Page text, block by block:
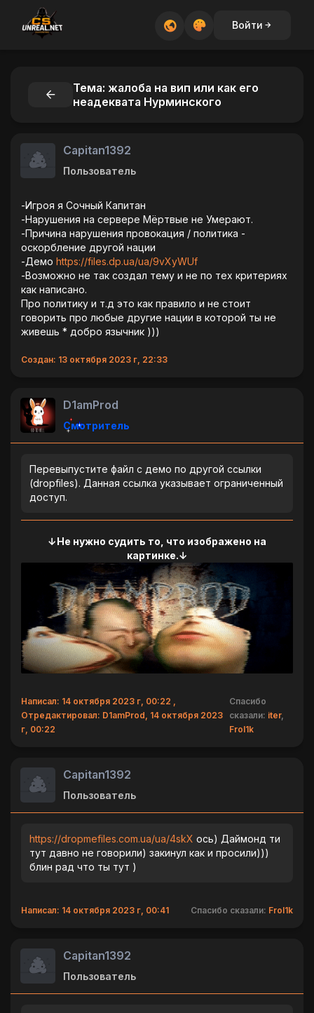
Войти
Тема: жалоба на вип или как его
неадеквата Нурминского
Capitan1392
Пользователь
-Игроя я Сочный Капитан
-Нарушения на сервере Мёртвые не Умерают.
-Причина нарушения провокация / политика -
оскорбление другой нации
-Демо https://files.dp.ua/ua/9vXyWUf
-Возможно не так создал тему и не по тех критериях
как написано.
Про политику и т.д это как правило и не стоит
говорить про любые другие нации в которой ты не
живешь * добро язычник )))
Создан: 13 октября 2023 г, 22:33
D1amProd
Смотритель
Перевыпустите файл с демо по другой ссылки
(dropfiles). Данная ссылка указывает ограниченный
доступ.
↓Не нужно судить то, что изображено на
картинке.↓
Написал: 14 октября 2023 г, 00:22 ,
Отредактировал: D1amProd, 14 октября 2023
г, 00:22
Спасибо
сказали: iter,
Frol1k
Capitan1392
Пользователь
https://dropmefiles.com.ua/ua/4skX ось) Даймонд ти
тут давно не говорили) закинул как и просили)))
блин рад что ты тут )
Написал: 14 октября 2023 г, 00:41 Спасибо сказали: Frol1k
Capitan1392
Пользователь